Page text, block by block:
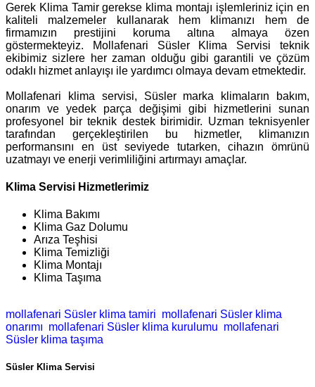
Gerek Klima Tamir gerekse klima montajı işlemleriniz için en
kaliteli malzemeler kullanarak hem klimanızı hem de
firmamızın prestijini koruma altına almaya özen
göstermekteyiz. Mollafenari Süsler Klima Servisi teknik
ekibimiz sizlere her zaman olduğu gibi garantili ve çözüm
odaklı hizmet anlayışı ile yardımcı olmaya devam etmektedir.
Mollafenari klima servisi, Süsler marka klimaların bakım,
onarım ve yedek parça değişimi gibi hizmetlerini sunan
profesyonel bir teknik destek birimidir. Uzman teknisyenler
tarafından gerçekleştirilen bu hizmetler, klimanızın
performansını en üst seviyede tutarken, cihazın ömrünü
uzatmayı ve enerji verimliliğini artırmayı amaçlar.
Klima Servisi Hizmetlerimiz
Klima Bakımı
Klima Gaz Dolumu
Arıza Teşhisi
Klima Temizliği
Klima Montajı
Klima Taşıma
mollafenari Süsler klima tamiri mollafenari Süsler klima
onarımı mollafenari Süsler klima kurulumu mollafenari
Süsler klima taşıma
Süsler Klima Servisi